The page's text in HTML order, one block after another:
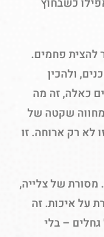
להצית פחמים.
ולהכין
כאלה, זה מה
שקטה של
לא רק ארוחה. זו
מסורת של צלייה,
על איכות. זה
– בלי